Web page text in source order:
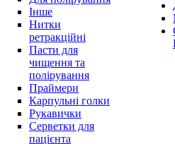
Інше
Нитки
ретракційні
Пасти для
чищення та
полірування
Праймери
Карпульні голки
Рукавички
Серветки для
пацієнта